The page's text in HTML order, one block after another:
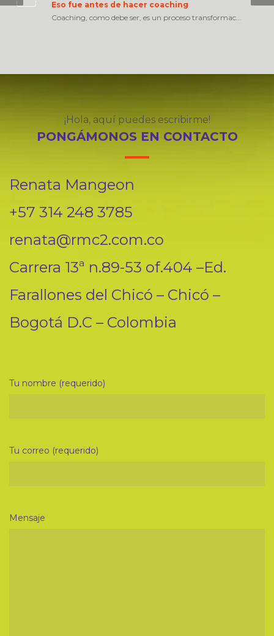
Eso fue antes de hacer coaching
Coaching, como debe ser, es un proceso transformac...
¡Hola, aquí puedes escribirme!
PONGÁMONOS EN CONTACTO
Renata Mangeon
+57 314 248 3785
renata@rmc2.com.co
Carrera 13ª n.89-53 of.404 –Ed.
Farallones del Chicó – Chicó –
Bogotá D.C – Colombia
Tu nombre (requerido)
Tu correo (requerido)
Mensaje